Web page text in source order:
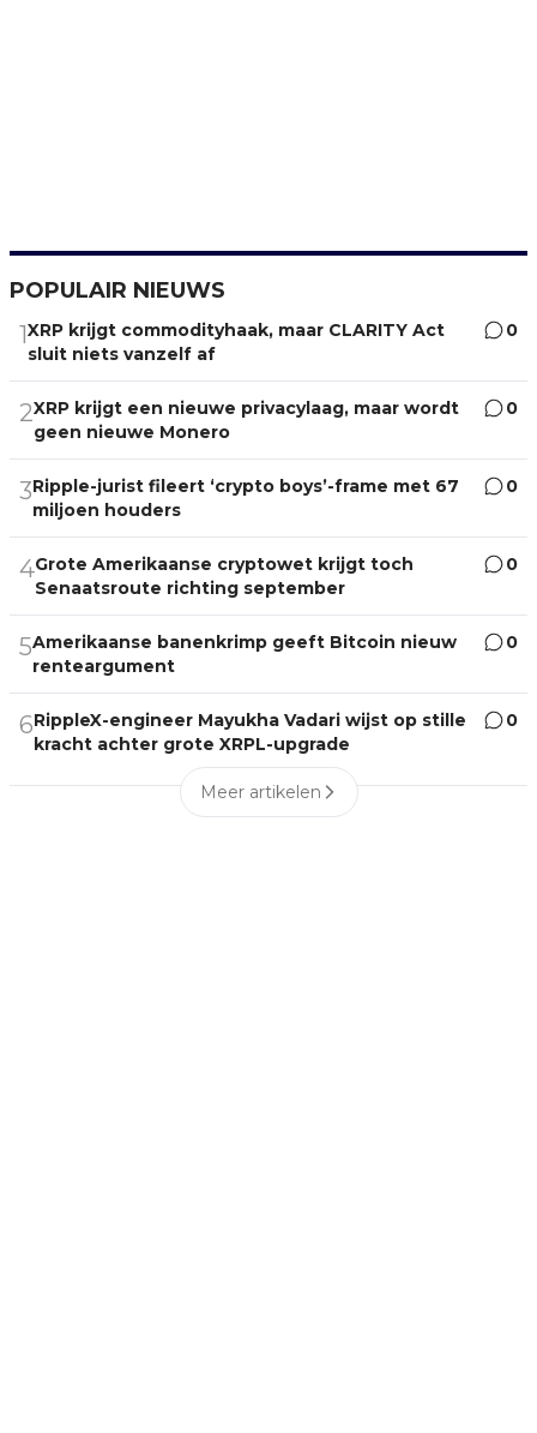
POPULAIR NIEUWS
1XRP krijgt commodityhaak, maar CLARITY Act
sluit niets vanzelf af
0
2XRP krijgt een nieuwe privacylaag, maar wordt
geen nieuwe Monero
0
3Ripple-jurist fileert ‘crypto boys’-frame met 67
miljoen houders
0
4Grote Amerikaanse cryptowet krijgt toch
Senaatsroute richting september
0
5Amerikaanse banenkrimp geeft Bitcoin nieuw
renteargument
0
6RippleX-engineer Mayukha Vadari wijst op stille
kracht achter grote XRPL-upgrade
0
Meer artikelen